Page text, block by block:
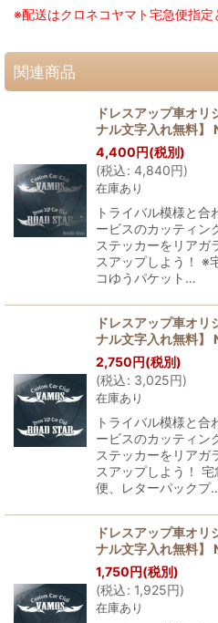
※配送はクロネコヤマト宅急便指定
関連商品
ドレスアップ車オ
ナル文字入れ無料
4,400円(税別)
(税込: 4,840円)
在庫あり
トライバル模様と
ービスのカッティン
ステッカーをリアガ
スアップしよう！ ※
コゆうパケット…
ドレスアップ車オ
ナル文字入れ無料
2,750円(税別)
(税込: 3,025円)
在庫あり
トライバル模様と
ービスのカッティン
ステッカーをリアガ
スアップしよう！
便、レターパックプ
ドレスアップ車オ
ナル文字入れ無料
1,750円(税別)
(税込: 1,925円)
在庫あり